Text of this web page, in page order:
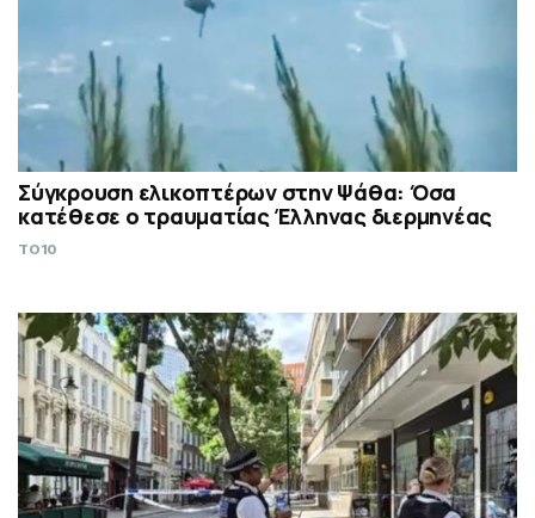
Σύγκρουση ελικοπτέρων στην Ψάθα: Όσα
κατέθεσε ο τραυματίας Έλληνας διερμηνέας
TO10